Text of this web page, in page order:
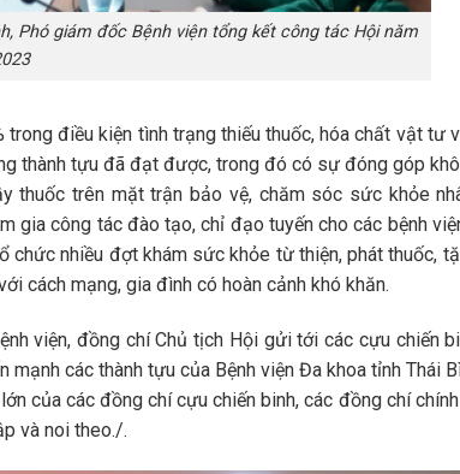
Phó giám đốc Bệnh viện tổng kết công tác Hội năm
điều kiện tình trạng thiếu thuốc, hóa chất vật tư
thành tựu đã đạt được, trong đó có sự đóng góp
thuốc trên mặt trận bảo vệ, chăm sóc sức khỏe
gia công tác đào tạo, chỉ đạo tuyến cho các bệnh
chức nhiều đợt khám sức khỏe từ thiện, phát thuốc,
cách mạng, gia đình có hoàn cảnh khó khăn.
viện, đồng chí Chủ tịch Hội gửi tới các cựu chiến
các thành tựu của Bệnh viện Đa khoa tỉnh Thái
của các đồng chí cựu chiến binh, các đồng chí
và noi theo./.